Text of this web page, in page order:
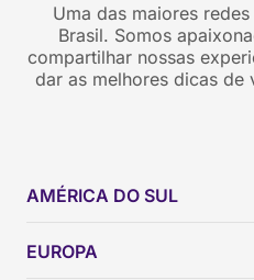
Uma das maiores
Brasil. Somos
compartilhar nossas
dar as melhores dicas de
AMÉRICA DO SUL
Brasil
EUROPA